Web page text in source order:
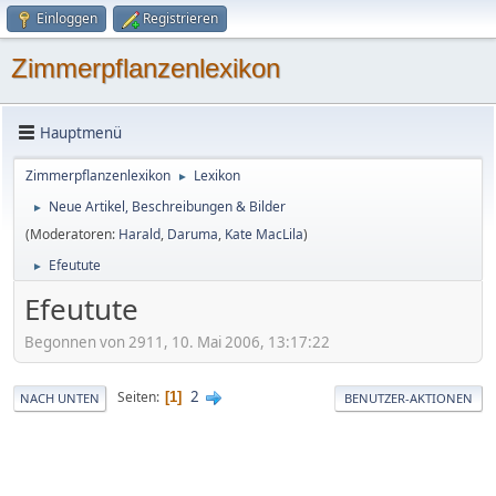
Einloggen Registrieren
Zimmerpflanzenlexikon
Hauptmenü
Zimmerpflanzenlexikon ► Lexikon
►
Neue Artikel, Beschreibungen & Bilder
(Moderatoren: Harald, Daruma, Kate MacLila)
► Efeutute
Efeutute
Begonnen von 2911, 10. Mai 2006, 13:17:22
NACH UNTEN Seiten 1 2 BENUTZER-AKTIONEN